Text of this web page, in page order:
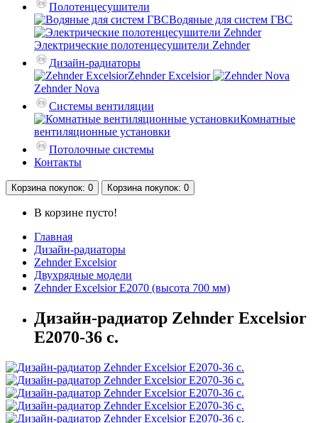
Полотенцесушители
Водяные для систем ГВС
Электрические полотенцесушители Zehnder
Дизайн-радиаторы
Zehnder Excelsior
Zehnder Nova
Системы вентиляции
Комнатные
вентиляционные установки
Потолочные системы
Контакты
Корзинапокупок: 0 Корзинапокупок: 0
В корзине пусто!
Главная
Дизайн-радиаторы
Zehnder Excelsior
Двухрядные модели
Zehnder Excelsior E2070 (высота 700 мм)
Дизайн-радиатор Zehnder Excelsior
E2070-36 с.